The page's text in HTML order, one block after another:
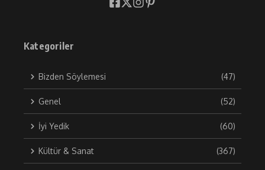
Kategoriler
Bizden Söylemesi (47)
Genel (52)
İyi Yedik (60)
Kültür & Sanat (367)